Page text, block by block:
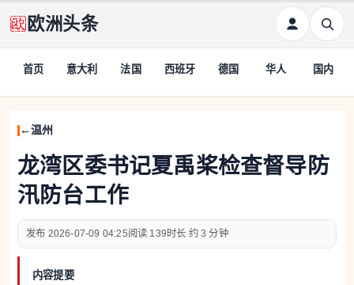
欧洲头条
首页 意大利 法国 西班牙 德国 华人 国内
温州
龙湾区委书记夏禹桨检查督导防
汛防台工作
2026-07-09 04:25 139 约 3 分钟
内容提要